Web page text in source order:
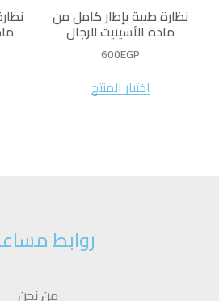
نظارة طبية بإطار كامل من
مادة الأسيتيت للرجال
600EGP
اختيار المنتج
روابط
من نحن